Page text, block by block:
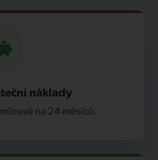
náklady
na 24 měsíců.